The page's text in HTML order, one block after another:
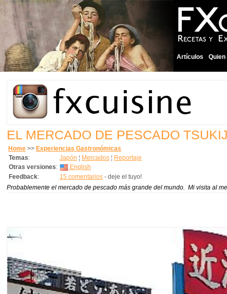
Artículos
EL MERCADO DE PESCADO
Home >> Experiencias Gastronómicas
Temas: Japón ¦ Mercados ¦ Reportaje
Otras versiones:
English
Feedback: 15 comentarios - deje el tuyo!
Probablemente el mercado de pescado más grande del mundo. Mi visita al